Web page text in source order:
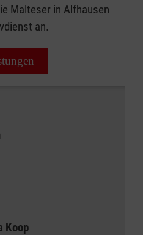
Malteser in Alfhausen
an.
Koop